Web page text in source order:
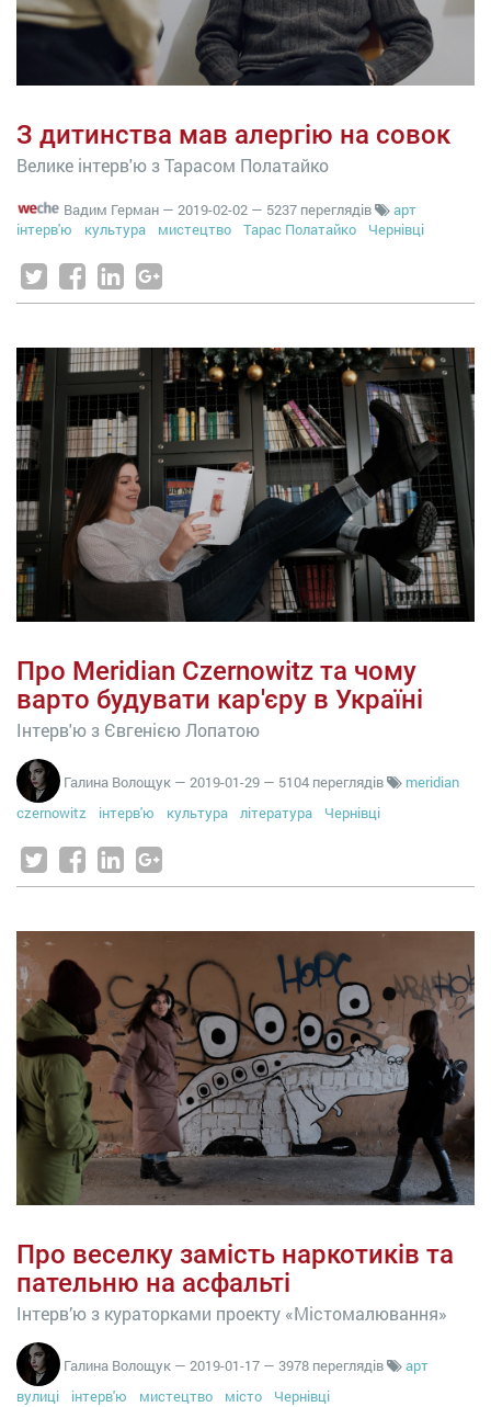
З дитинства мав алергію на совок
Велике інтерв'ю з Тарасом Полатайко
Вадим Герман — 2019-02-02 — 5237 переглядів
арт
інтерв'ю
культура мистецтво Тарас Полатайко Чернівці
Про Meridian Czernowitz та чому
варто будувати кар'єру в Україні
Інтерв'ю з Євгенією Лопатою
Галина Волощук — 2019-01-29 — 5104 переглядів
meridian
czernowitz
інтерв'ю культура література Чернівці
Про веселку замість наркотиків та
пательню на асфальті
Інтерв’ю з кураторками проекту «Містомалювання»
Галина Волощук — 2019-01-17 — 3978 переглядів
арт
вулиці
інтерв'ю мистецтво місто Чернівці